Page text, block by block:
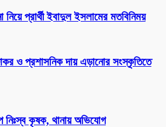
নিয়ে প্রার্থী ইবাদুল ইসলামের মতবিনিময়
ও প্রশাসনিক দায় এড়ানোর সংস্কৃতিতে
নিঃস্ব কৃষক, থানায় অভিযোগ